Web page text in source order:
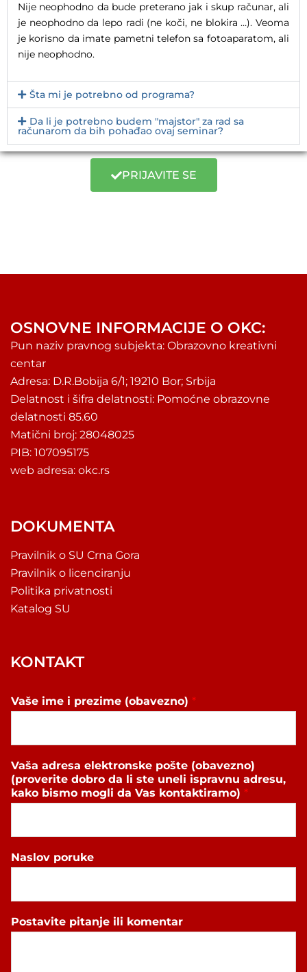
Nije neophodno da bude preterano jak i skup računar, ali
je neophodno da lepo radi (ne koči, ne blokira …). Veoma
je korisno da imate pametni telefon sa fotoaparatom, ali
nije neophodno.
Šta mi je potrebno od programa?
Da li je potrebno budem "majstor" za rad sa
računarom da bih pohađao ovaj seminar?
PRIJAVITE SE
OSNOVNE INFORMACIJE O OKC:
Pun naziv pravnog subjekta: Obrazovno kreativni
centar
Adresa: D.R.Bobija 6/1; 19210 Bor; Srbija
Delatnost i šifra delatnosti: Pomoćne obrazovne
delatnosti 85.60
Matični broj: 28048025
PIB: 107095175
web adresa: okc.rs
DOKUMENTA
Pravilnik o SU Crna Gora
Pravilnik o licenciranju
Politika privatnosti
Katalog SU
KONTAKT
Vaše ime i prezime (obavezno) *
Vaša adresa elektronske pošte (obavezno)
(proverite dobro da li ste uneli ispravnu adresu,
kako bismo mogli da Vas kontaktiramo) *
Naslov poruke
Postavite pitanje ili komentar